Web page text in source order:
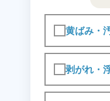
黄ばみ・
剥がれ・